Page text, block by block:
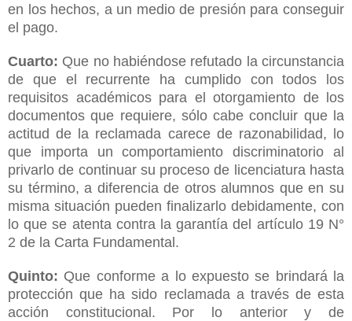
en los hechos, a un medio de presión para conseguir
el pago.
Cuarto: Que no habiéndose refutado la circunstancia
de que el recurrente ha cumplido con todos los
requisitos académicos para el otorgamiento de los
documentos que requiere, sólo cabe concluir que la
actitud de la reclamada carece de razonabilidad, lo
que importa un comportamiento discriminatorio al
privarlo de continuar su proceso de licenciatura hasta
su término, a diferencia de otros alumnos que en su
misma situación pueden finalizarlo debidamente, con
lo que se atenta contra la garantía del artículo 19 N°
2 de la Carta Fundamental.
Quinto: Que conforme a lo expuesto se brindará la
protección que ha sido reclamada a través de esta
acción constitucional. Por lo anterior y de